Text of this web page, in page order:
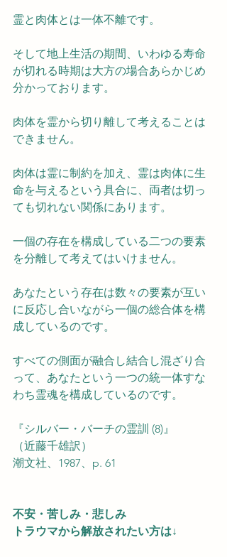
霊と肉体とは一体不離です。
そして地上生活の期間、いわゆる寿命
が切れる時期は大方の場合あらかじめ
分かっております。
肉体を霊から切り離して考えることは
できません。
肉体は霊に制約を加え、霊は肉体に生
命を与えるという具合に、両者は切っ
ても切れない関係にあります。
一個の存在を構成している二つの要素
を分離して考えてはいけません。
あなたという存在は数々の要素が互い
に反応し合いながら一個の総合体を構
成しているのです。
すべての側面が融合し結合し混ざり合
って、あなたという一つの統一体すな
わち霊魂を構成しているのです。
『シルバー・バーチの霊訓 (8)』
（近藤千雄訳）
潮文社、1987、p. 61
不安・苦しみ・悲しみ
トラウマから解放されたい方は↓